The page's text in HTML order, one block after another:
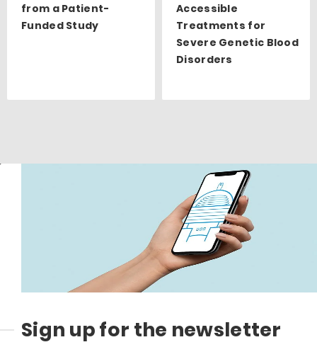
from a Patient-
Funded Study
Accessible
Treatments for
Severe Genetic Blood
Disorders
Sign up for the newsletter